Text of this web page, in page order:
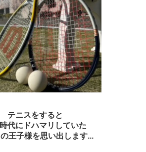
テニスをすると
代にドハマリしていた
王子様を思い出します...